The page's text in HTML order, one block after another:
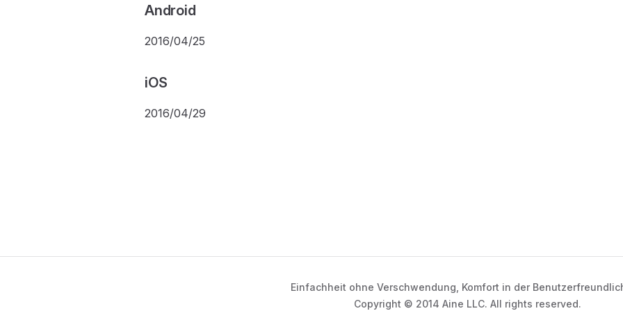
Android
2016/04/25
iOS
2016/04/29
Einfachheit ohne Verschwendung, Komfort in der
Copyright © 2014 Aine LLC. All rights reserved.